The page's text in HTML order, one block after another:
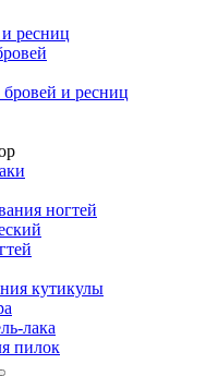
ресниц
бровей и ресниц
ногтей
кутикулы
лака
пилок